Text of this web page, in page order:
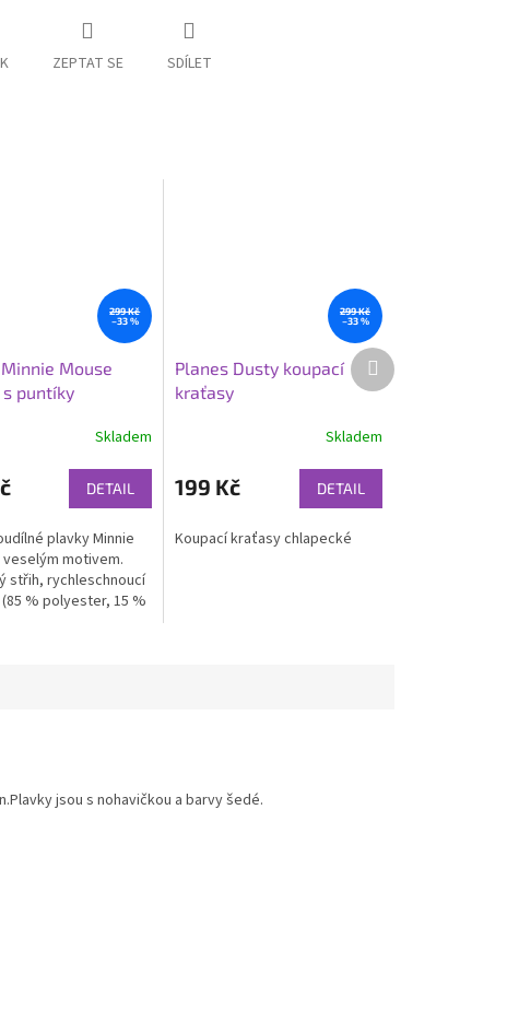
ZEPTAT SE SDÍLET
299 Kč
–33 %
Mouse
puntíky
Skladem
DETAIL
plavky Minnie
veselým motivem.
střih, rychleschnoucí
% polyester, 15 %
299 Kč
–33 %
Planes Dusty koupací
kraťasy
Skladem
199 Kč DETAIL
Koupací kraťasy chlapecké
Další
produkt
jsou s nohavičkou a barvy šedé.